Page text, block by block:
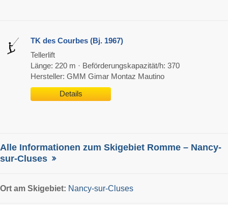
TK des Courbes (Bj. 1967)
Tellerlift
Länge: 220 m · Beförderungskapazität/h: 370
Hersteller: GMM Gimar Montaz Mautino
Details
Alle Informationen zum Skigebiet Romme – Nancy-
sur-Cluses
Ort am Skigebiet: Nancy-sur-Cluses